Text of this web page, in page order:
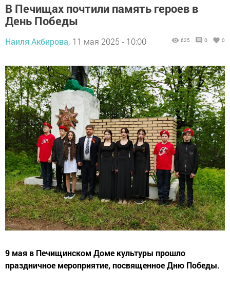
В Печищах почтили память героев в
День Победы
Наиля Акбирова, 11 мая 2025 - 10:00 625 0 0
9 мая в Печищинском Доме культуры прошло
праздничное мероприятие, посвященное Дню Победы.